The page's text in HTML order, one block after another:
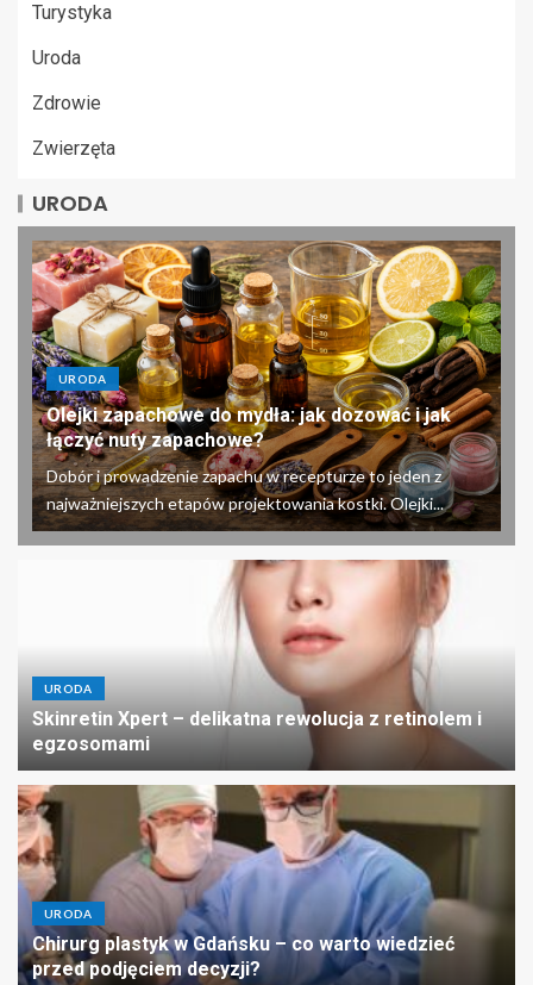
Turystyka
Uroda
Zdrowie
Zwierzęta
URODA
URODA
Olejki zapachowe do mydła: jak dozować i jak
łączyć nuty zapachowe?
Dobór i prowadzenie zapachu w recepturze to jeden z
najważniejszych etapów projektowania kostki. Olejki...
URODA
Skinretin Xpert – delikatna rewolucja z retinolem i
egzosomami
URODA
Chirurg plastyk w Gdańsku – co warto wiedzieć
przed podjęciem decyzji?